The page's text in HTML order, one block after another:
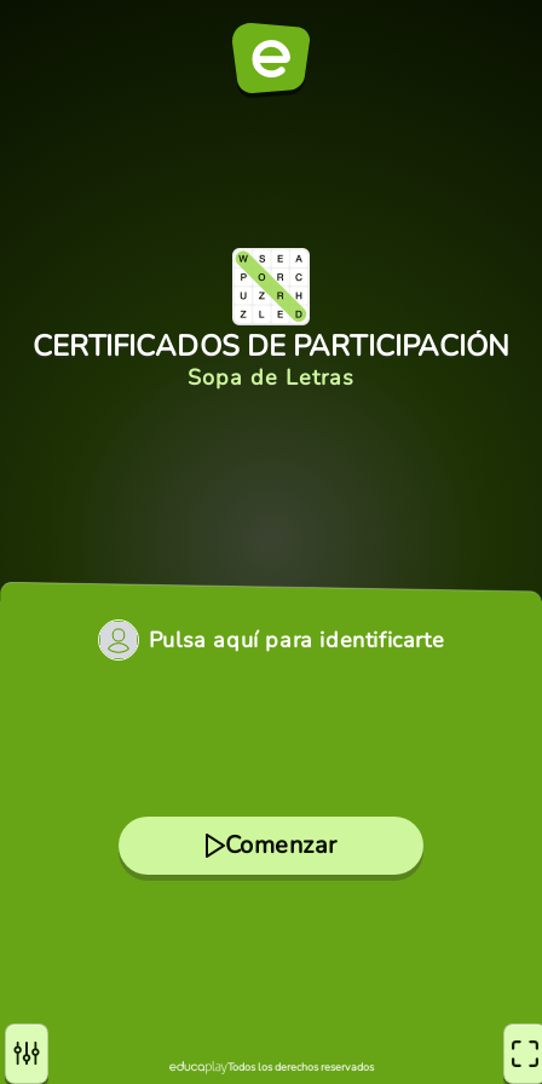
CERTIFICADOS DE PARTICIPACIÓN
Sopa de Letras
Pulsa aquí para identificarte
Comenzar
Todos los derechos reservados